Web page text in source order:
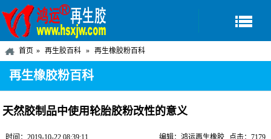
首页 再生胶百科 再生橡胶粉百科
再生橡胶粉百科
天然胶制品中使用轮胎胶粉改性的意义
时间：2019-10-22 08:39:11 点击：7179
编辑：鸿运再生橡胶